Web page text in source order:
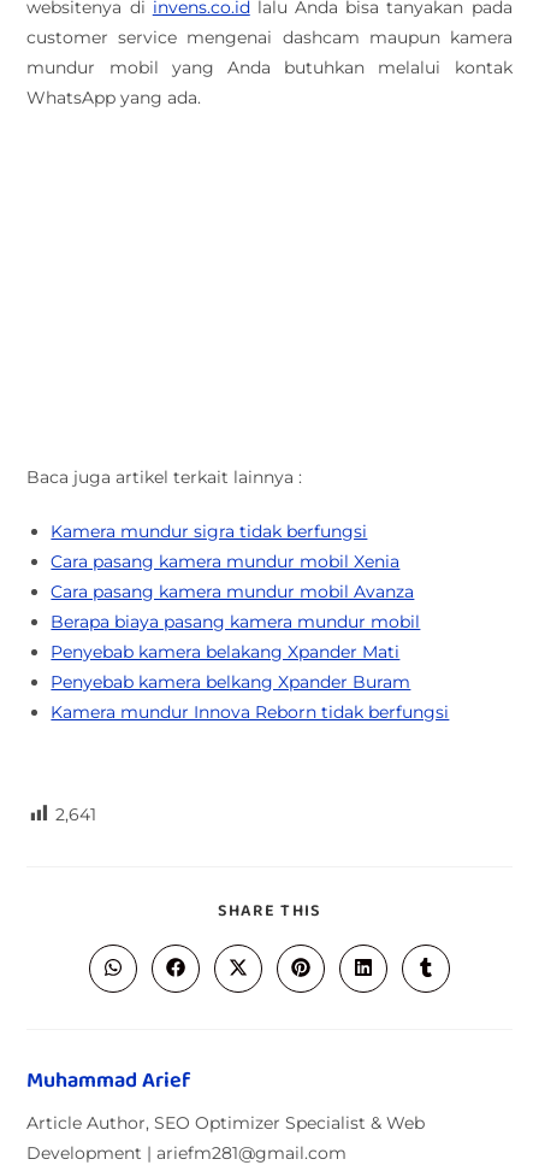
websitenya di invens.co.idlalu Anda bisa tanyakan pada
customer service mengenai dashcam maupun kamera
mundur mobil yang Anda butuhkan melalui kontak
WhatsApp yang ada.
Baca juga artikel terkait lainnya :
Kamera mundur sigra tidak berfungsi
Cara pasang kamera mundur mobil Xenia
Cara pasang kamera mundur mobil Avanza
Berapa biaya pasang kamera mundur mobil
Penyebab kamera belakang Xpander Mati
Penyebab kamera belkang Xpander Buram
Kamera mundur Innova Reborn tidak berfungsi
2,641
SHARE THIS
Muhammad Arief
Article Author, SEO Optimizer Specialist & Web
Development | ariefm281@gmail.com